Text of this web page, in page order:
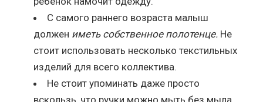
С самого раннего возраста малыш
должен иметь собственное полотенце. Не
стоит использовать несколько текстильных
изделий для всего коллектива.
Не стоит упоминать даже просто
вскользь, что ручки можно мыть без мыла,